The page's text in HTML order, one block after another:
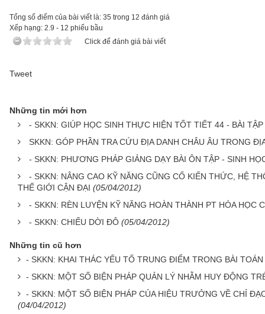
Tổng số điểm của bài viết là: 35 trong 12 đánh giá
Xếp hạng: 2.9 - 12 phiếu bầu
Click để đánh giá bài viết
Tweet
Những tin mới hơn
- SKKN: GIÚP HỌC SINH THỰC HIỆN TỐT TIẾT 44 - BÀI
SKKN: GÓP PHẦN TRA CỨU ĐỊA DANH CHÂU ÂU TRONG
- SKKN: PHƯƠNG PHÁP GIẢNG DẠY BÀI ÔN TẬP - SINH
- SKKN: NÂNG CAO KỸ NĂNG CŨNG CỐ KIẾN THỨC, HỆ
THẾ GIỚI CẬN ĐẠI (05/04/2012)
- SKKN: RÈN LUYỆN KỸ NĂNG HOÀN THÀNH PT HÓA HỌC
- SKKN: CHIẾU DỜI ĐÔ (05/04/2012)
Những tin cũ hơn
- SKKN: KHAI THÁC YẾU TỐ TRUNG ĐIỂM TRONG BÀI
- SKKN: MỘT SỐ BIỆN PHÁP QUẢN LÝ NHẰM HUY ĐỘNG
- SKKN: MỘT SỐ BIỆN PHÁP CỦA HIỆU TRƯỞNG VỀ CHỈ
(04/04/2012)